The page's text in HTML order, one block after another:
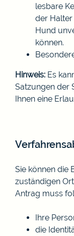
lesbare
der
Hund
können.
Hinweis: Es
Satzungen der
Ihnen eine
Sie können die
zuständigen
Antrag muss
Ihre
die